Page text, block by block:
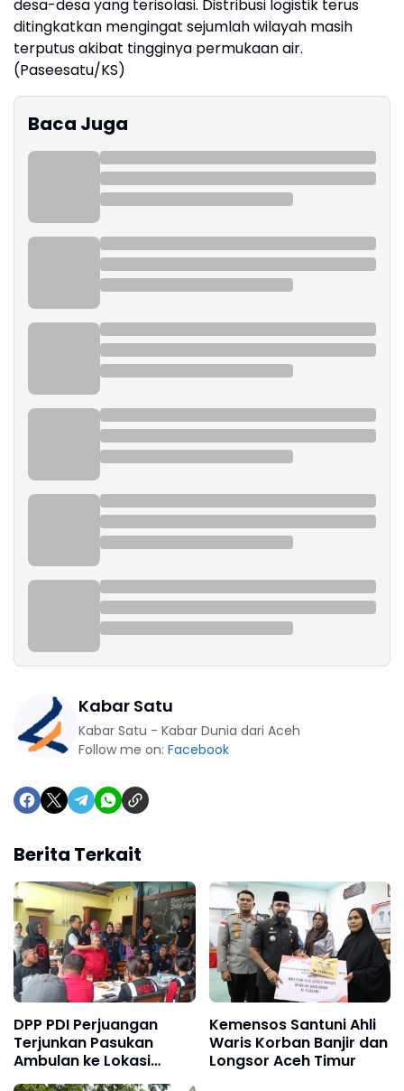
desa-desa yang terisolasi. Distribusi logistik terus
ditingkatkan mengingat sejumlah wilayah masih
terputus akibat tingginya permukaan air.
(Paseesatu/KS)
Baca Juga
Kabar Satu
Kabar Satu - Kabar Dunia dari Aceh
Follow me on: Facebook
Berita Terkait
DPP PDI Perjuangan
Terjunkan Pasukan
Ambulan ke Lokasi
Banjir Aceh
Kemensos Santuni Ahli
Waris Korban Banjir dan
Longsor Aceh Timur